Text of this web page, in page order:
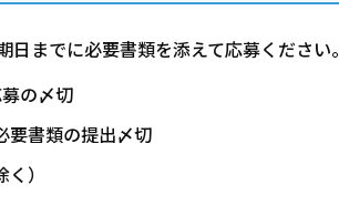
までに必要書類を添えて応募ください。
の〆切
要書類の提出〆切
）